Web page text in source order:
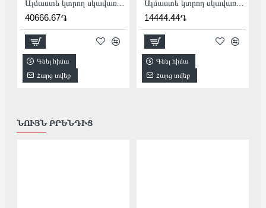
40666.67֏
Գնել հիմա
Հարց տվեք
Ալմաստե կտրող սկավառակ 200 մմ Distar Granite Premium 11320061015
14444.44֏
Գնել հիմա
Հարց տվեք
ՆՈՒՅՆ ԲՐԵՆԴԻՑ